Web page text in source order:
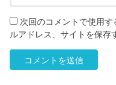
次回のコメントで使用
ルアドレス、サイトを保存